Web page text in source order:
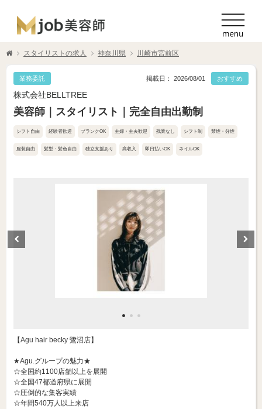
スタイリストの求人 神奈川県 川崎市宮前区
業務委託 おすすめ
掲載日： 2026/08/01
株式会社BELLTREE
美容師｜スタイリスト｜完全自由出勤制
シフト自由 経験者歓迎 ブランクOK 主婦・主夫歓迎 残業なし シフト制 禁煙・分煙
服装自由 髪型・髪色自由 独立支援あり 高収入 即日払いOK ネイルOK
【Agu hair becky 鷺沼店】
★Agu.グループの魅力★
☆全国約1100店舗以上を展開
☆全国47都道府県に展開
☆圧倒的な集客実績
☆年間540万人以上来店